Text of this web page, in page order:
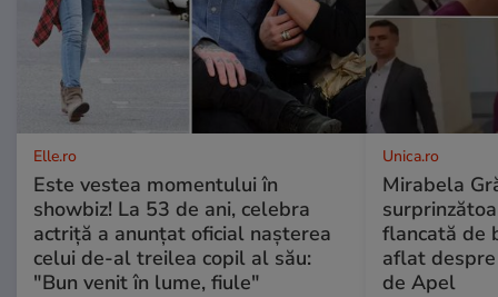
Elle.ro
Este vestea momentului în
showbiz! La 53 de ani, celebra
actriță a anunțat oficial nașterea
celui de-al treilea copil al său:
"Bun venit în lume, fiule"
Unica.ro
Mirabela
flancată de
aflat
de Apel